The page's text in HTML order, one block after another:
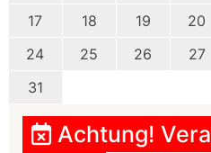
17
18 19 20
24
25 26 27
31
Achtung!